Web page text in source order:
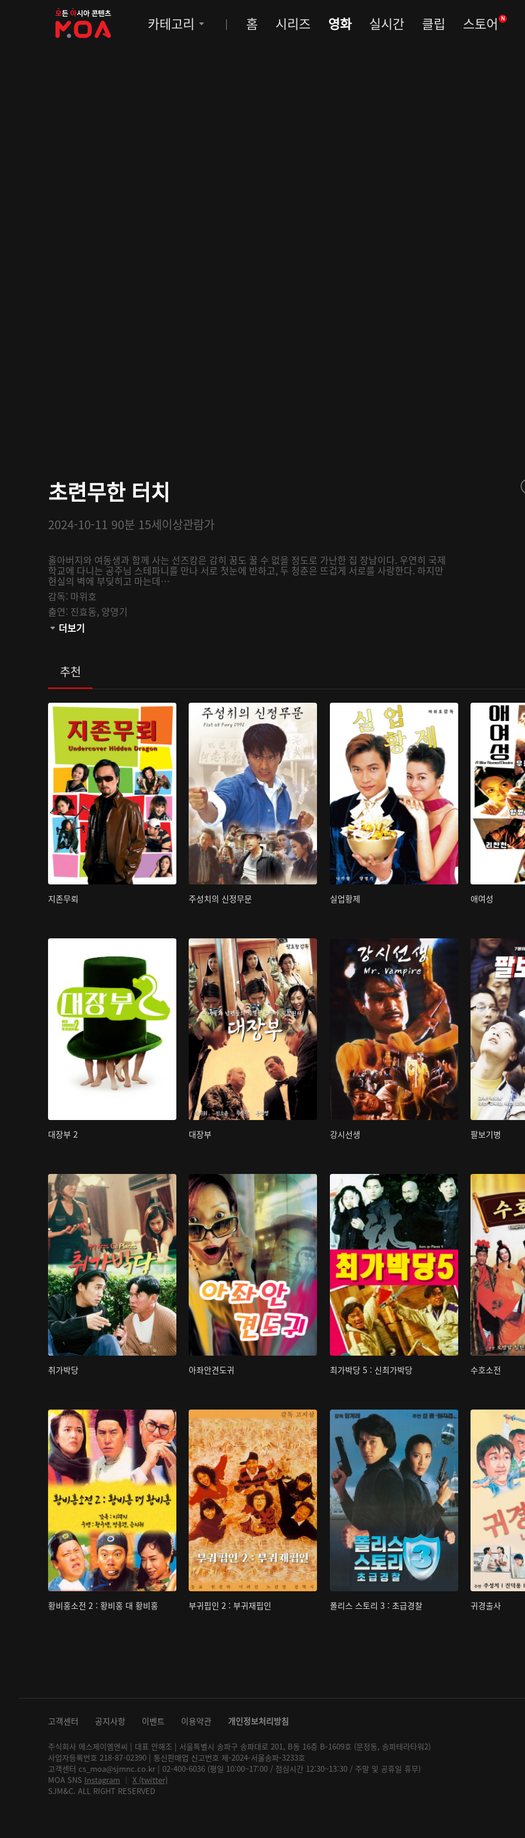
MOA
카테고리 홈 시리즈 영화 실시간 클립 스토어 N
초련무한 터치
2024-10-11 90분 15세이상관람가
홀아버지와 여동생과 함께 사는 선즈캉은 감히 꿈도 꿀 수 없을 정도로 가난한 집 장남이다. 우연히 국제
학교에 다니는 공주님 스테파니를 만나 서로 첫눈에 반하고, 두 청춘은 뜨겁게 서로를 사랑한다. 하지만
현실의 벽에 부딪히고 마는데…
감독: 마위호
출연: 진효동, 양영기
관람등급:
더보기
추천
지존무뢰 주성치의 신정무문 실업황제 애여성
대장부 2 대장부 강시선생 팔보기병
취가박당 아좌안견도귀 최가박당 5 : 신최가박당 수호소전
황비홍소전 2 : 황비홍 대 황비홍 부귀핍인 2 : 부귀재핍인 폴리스 스토리 3 : 초급경찰 귀경출사
고객센터 공지사항 이벤트 이용약관 개인정보처리방침
주식회사 에스제이엠엔씨 | 대표 안해조 | 서울특별시 송파구 송파대로 201, B동 16층 B-1609호 (문정동, 송파테라타워2)
사업자등록번호 218-87-02390 | 통신판매업 신고번호 제-2024-서울송파-3233호
고객센터 cs_moa@sjmnc.co.kr | 02-400-6036 (평일 10:00~17:00 / 점심시간 12:30~13:30 / 주말 및 공휴일 휴무)
MOA SNS Instagram │ X (twitter)
SJM&C. ALL RIGHT RESERVED